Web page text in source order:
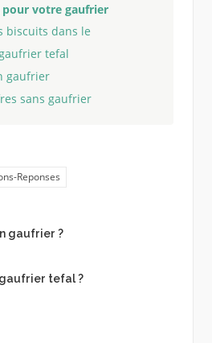
pour votre gaufrier
biscuits dans le
tefal
gaufrier
sans gaufrier
Reponses
gaufrier ?
tefal ?